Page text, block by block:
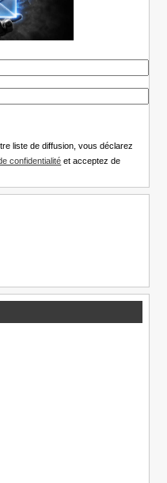
liste de diffusion, vous déclarez
confidentialité et acceptez de